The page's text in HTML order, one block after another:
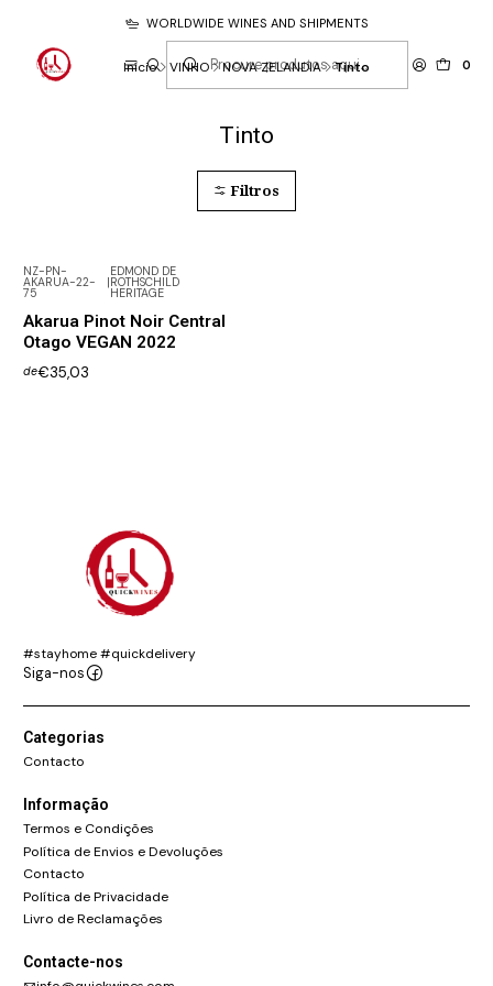
0
WORLDWIDE WINES AND SHIPMENTS
Início VINHO NOVA ZELANDIA Tinto
Tinto
Filtros
NZ-PN-
AKARUA-22-
75
|
EDMOND DE
ROTHSCHILD
HERITAGE
Akarua Pinot Noir Central
Otago VEGAN 2022
de€35,03
#stayhome #quickdelivery
Siga-nos
Categorias
Contacto
Informação
Termos e Condições
Política de Envios e Devoluções
Contacto
Política de Privacidade
Livro de Reclamações
Contacte-nos